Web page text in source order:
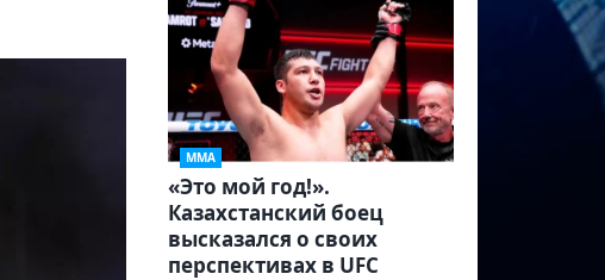
ММА
«Это мой год!».
Казахстанский боец
высказался о своих
перспективах в UFC